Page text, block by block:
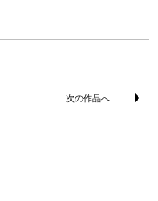
次の作品へ